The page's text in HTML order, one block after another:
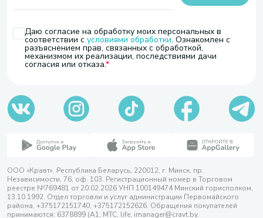
Даю согласие на обработку моих персональных в
соответствии с условиями обработки. Ознакомлен с
разъяснением прав, связанных с обработкой,
механизмом их реализации, последствиями дачи
согласия или отказа.
ООО «Кравт». Республика Беларусь, 220012, г. Минск, пр.
Независимости, 76, оф. 103. Регистрационный номер в Торговом
реестре №769481 от 20.02.2026 УНП 100149474 Минский горисполком,
13.10.1992. Отдел торговли и услуг администрации Первомайского
района, +375172151740; +375172152626. Обращения покупателей
принимаются: 6378899 (А1, МТС, life, imanager@cravt.by.